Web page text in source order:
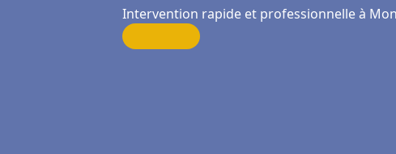
Intervention rapide et professionnelle à